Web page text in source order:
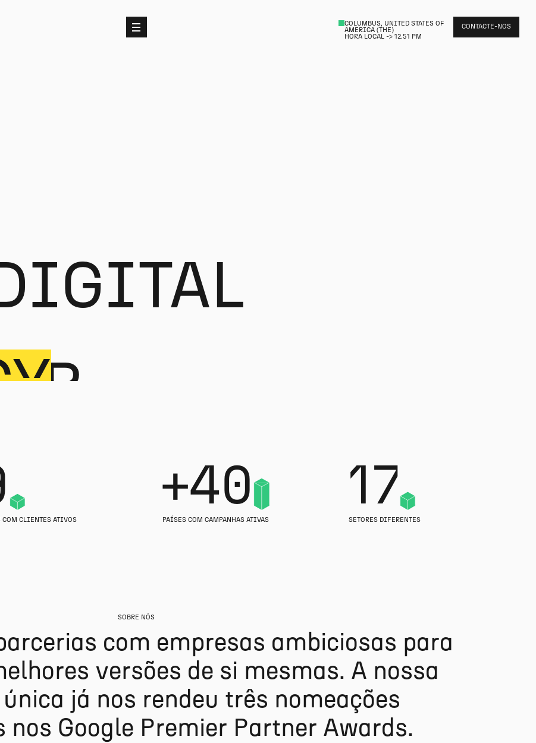
COLUMBUS, UNITED STATES OF
AMERICA (THE)
HORA LOCAL ->12.51 PM
CONTACTE-NOS
COM CLIENTES ATIVOS
+40
PAÍSES COM CAMPANHAS ATIVAS
17
SETORES DIFERENTES
SOBRE NÓS
arcerias com empresas ambiciosas para
elhores versões de si mesmas. A nossa
única já nos rendeu três nomeações
nos Google Premier Partner Awards.